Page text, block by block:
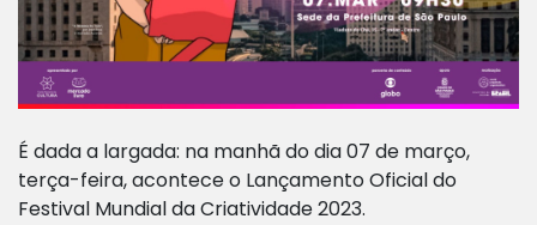
É dada a largada: na manhã do dia 07 de março,
terça-feira, acontece o Lançamento Oficial do
Festival Mundial da Criatividade 2023.